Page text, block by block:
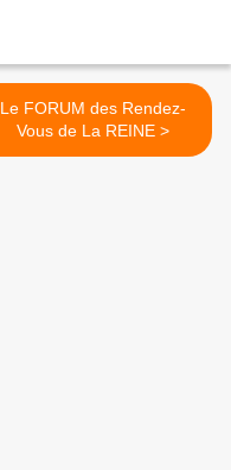
Le FORUM des Rendez-
Vous de La REINE >